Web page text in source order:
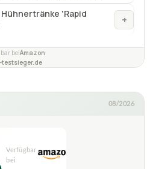
'Rapid
+
beiAmazon
testsieger.de
08/2026